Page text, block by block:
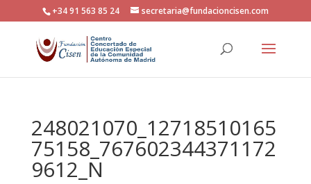
+34 91 563 85 24 secretaria@fundacioncisen.com
248021070_12718510165
75158_767602344371172
9612_N